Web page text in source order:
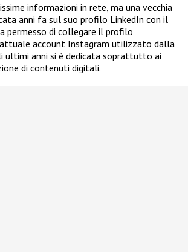
informazioni in rete, ma una vecchia
anni fa sul suo profilo LinkedIn con il
permesso di collegare il profilo
account Instagram utilizzato dalla
ultimi anni si è dedicata soprattutto ai
di contenuti digitali.